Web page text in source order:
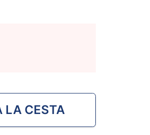
LA CESTA